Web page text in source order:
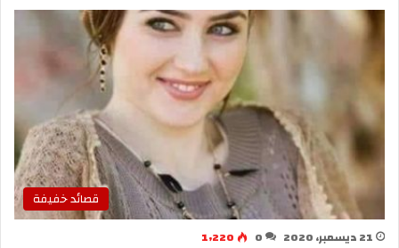
قصائد خفيفة
21 ديسمبر، 2020 0
1٬220